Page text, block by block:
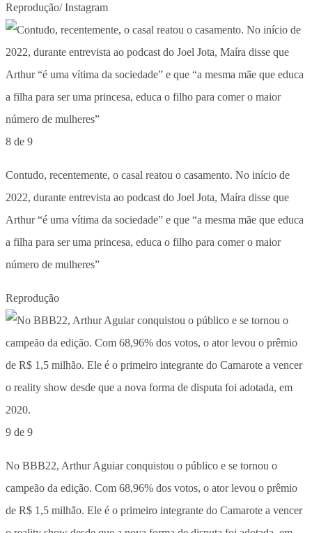
Reprodução/ Instagram
8 de 9
Contudo, recentemente, o casal reatou o casamento. No início de
2022, durante entrevista ao podcast do Joel Jota, Maíra disse que
Arthur “é uma vítima da sociedade” e que “a mesma mãe que educa
a filha para ser uma princesa, educa o filho para comer o maior
número de mulheres”
Reprodução
9 de 9
No BBB22, Arthur Aguiar conquistou o público e se tornou o
campeão da edição. Com 68,96% dos votos, o ator levou o prêmio
de R$ 1,5 milhão. Ele é o primeiro integrante do Camarote a vencer